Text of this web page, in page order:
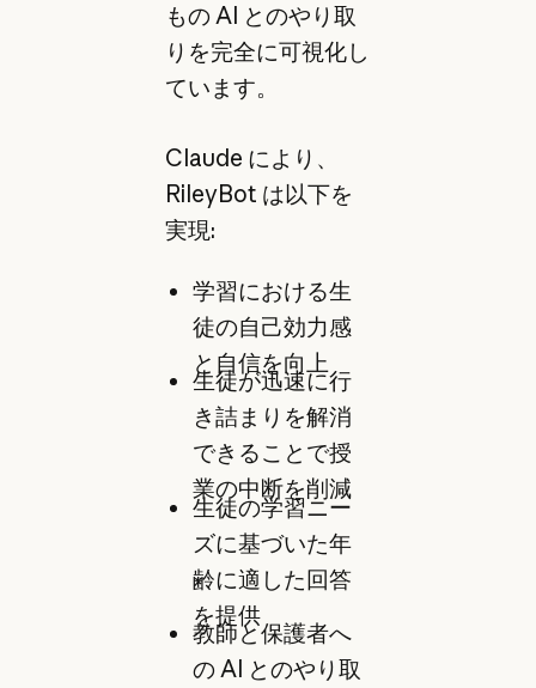
もの AI とのやり取
りを完全に可視化し
ています。
Claude により、
RileyBot は以下を
実現:
学習における生
徒の自己効力感
と自信を向上
生徒が迅速に行
き詰まりを解消
できることで授
業の中断を削減
生徒の学習ニー
ズに基づいた年
齢に適した回答
を提供
教師と保護者へ
の AI とのやり取